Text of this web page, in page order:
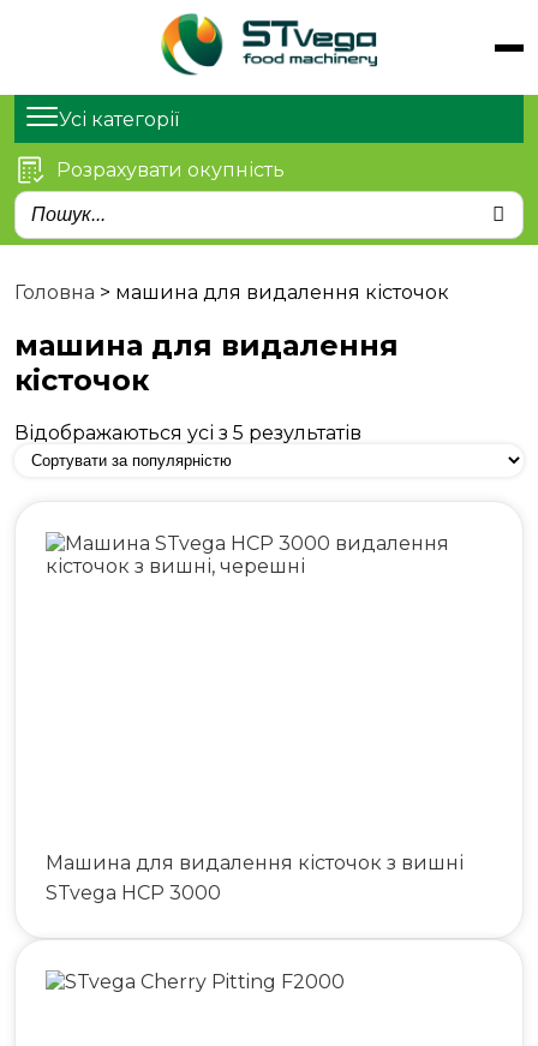
Обладнання
Продукти
Статті
Про нас
Контакти
м. Київ, просп. Степана
Бандери 21
063 808 00 26|073 808 00 23
Усі категорії
Розрахувати окупність
Головна > машина для видалення кісточок
машина для видалення
кісточок
Відображаються усі з 5 результатів
Машина для видалення кісточок з вишні
STvega HCP 3000